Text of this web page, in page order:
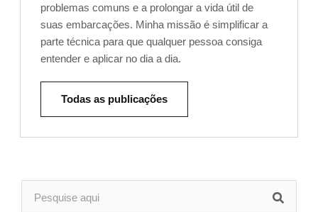
problemas comuns e a prolongar a vida útil de
suas embarcações. Minha missão é simplificar a
parte técnica para que qualquer pessoa consiga
entender e aplicar no dia a dia.
Todas as publicações